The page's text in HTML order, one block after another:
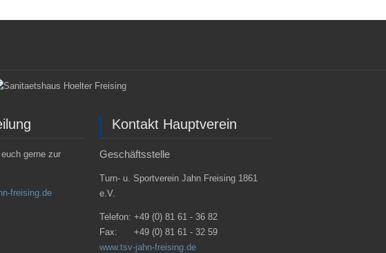
gerne zur
freising.de
Kontakt Hauptverein
Geschäftsstelle
Turn- u. Sportverein Jahn Freising 1861
e.V.
Telefon: +49 (0) 81 61 - 36 82
Fax:
+49 (0) 81 61 - 32 59
www.tsv-jahn-freising.de